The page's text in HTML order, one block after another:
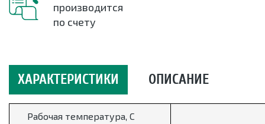
производится
по счету
ХАРАКТЕРИСТИКИ ОПИСАНИЕ
Рабочая температура, С